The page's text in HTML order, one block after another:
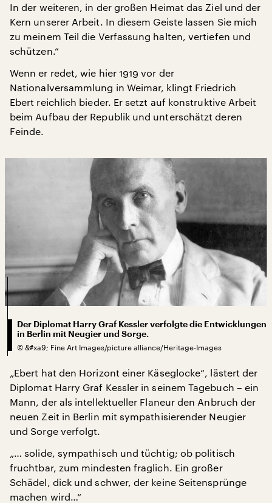
In der weiteren, in der großen Heimat das Ziel und der
Kern unserer Arbeit. In diesem Geiste lassen Sie mich
zu meinem Teil die Verfassung halten, vertiefen und
schützen.“
Wenn er redet, wie hier 1919 vor der
Nationalversammlung in Weimar, klingt Friedrich
Ebert reichlich bieder. Er setzt auf konstruktive Arbeit
beim Aufbau der Republik und unterschätzt deren
Feinde.
Der Diplomat Harry Graf Kessler verfolgte die Entwicklungen
in Berlin mit Neugier und Sorge.
© &#xa9; Fine Art Images/picture alliance/Heritage-Images
„Ebert hat den Horizont einer Käseglocke“, lästert der
Diplomat Harry Graf Kessler in seinem Tagebuch – ein
Mann, der als intellektueller Flaneur den Anbruch der
neuen Zeit in Berlin mit sympathisierender Neugier
und Sorge verfolgt.
„… solide, sympathisch und tüchtig; ob politisch
fruchtbar, zum mindesten fraglich. Ein großer
Schädel, dick und schwer, der keine Seitensprünge
machen wird…“